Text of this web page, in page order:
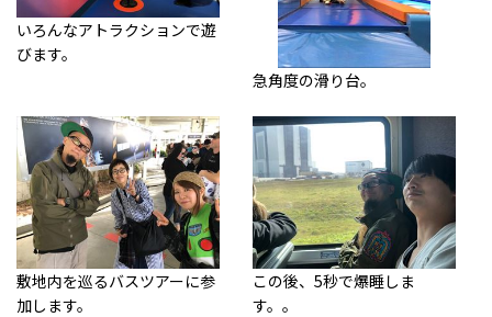
いろんなアトラクションで遊
びます。
急角度の滑り台。
敷地内を巡るバスツアーに参
加します。
この後、5秒で爆睡しま
す。。